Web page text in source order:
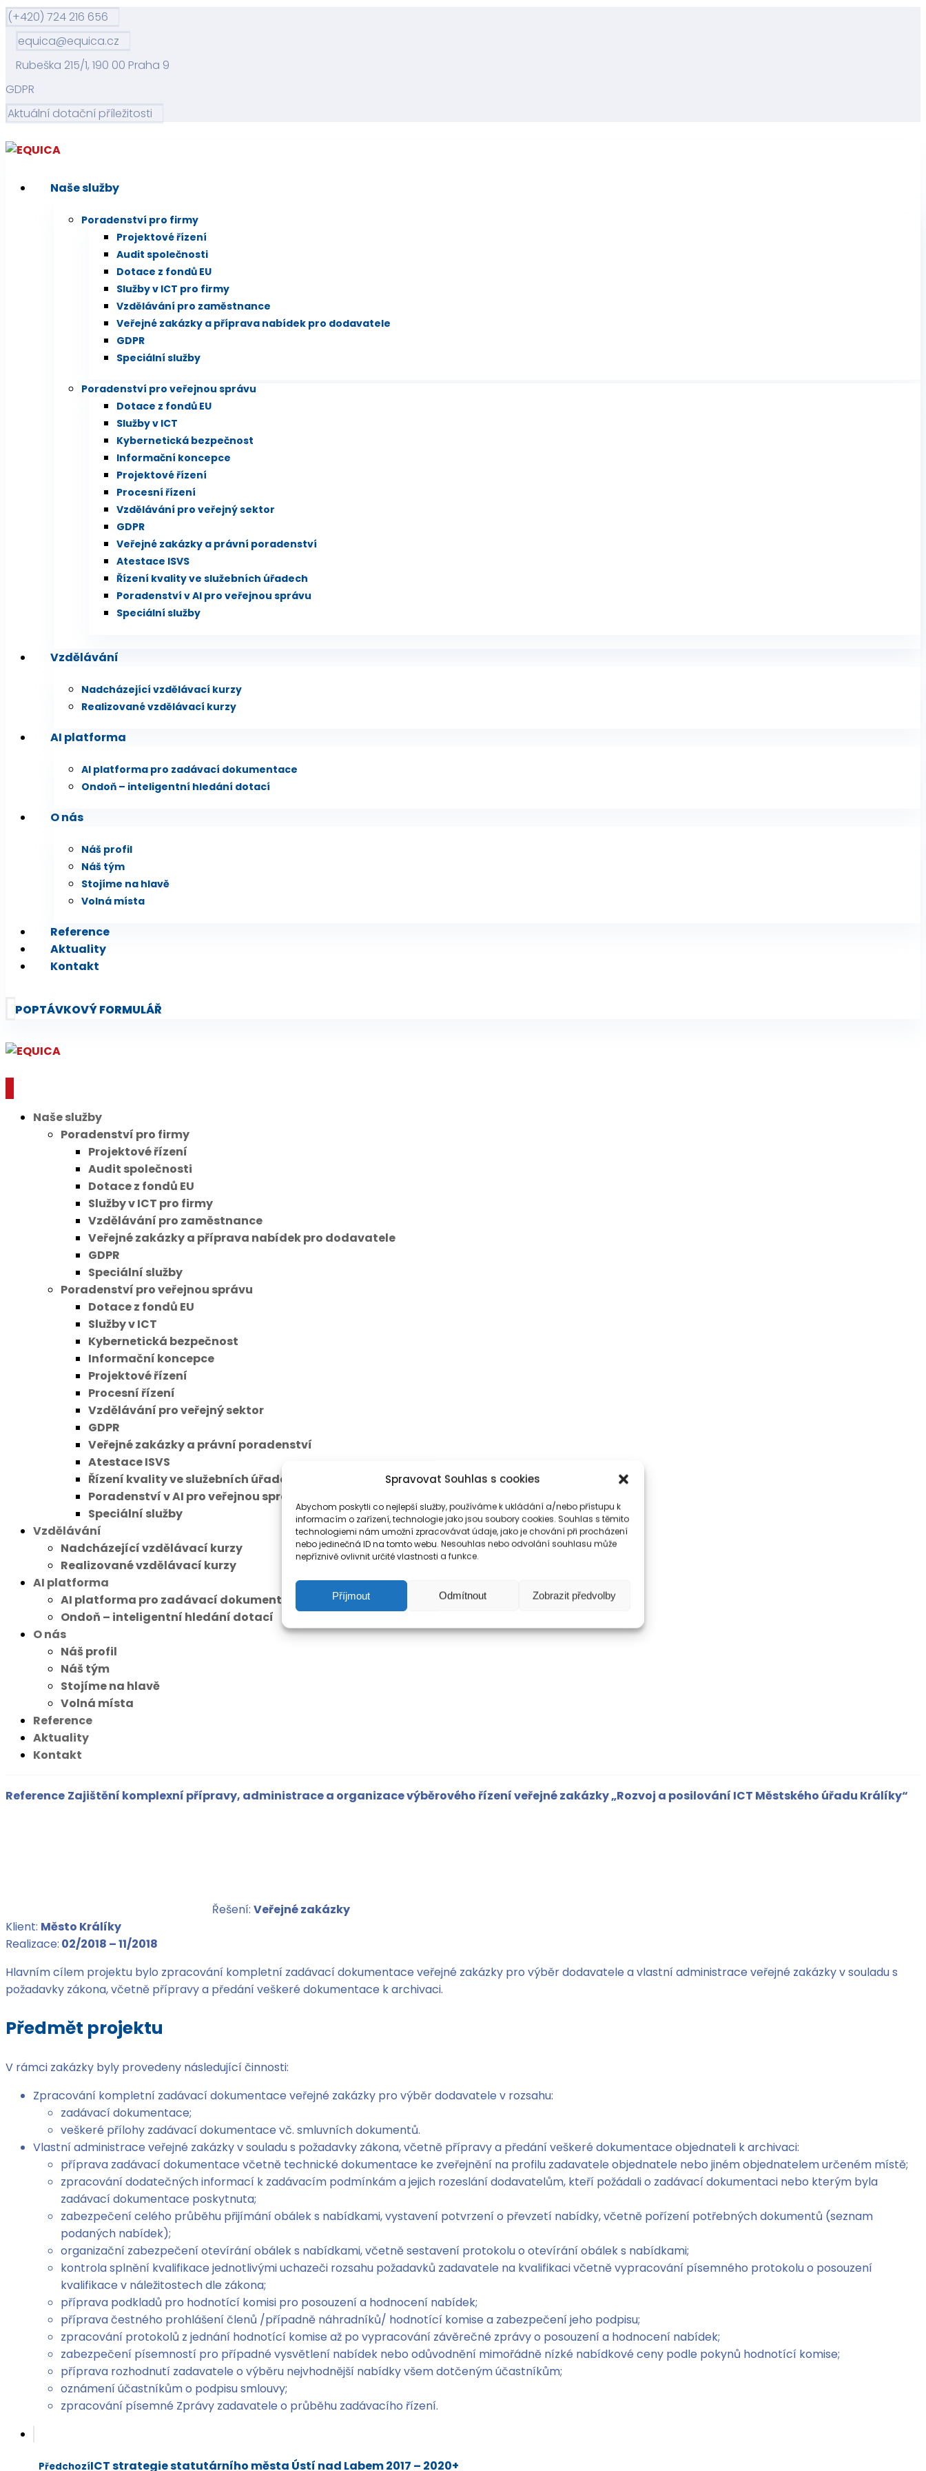
Spravovat Souhlas s cookies
Abychom poskytli co nejlepší služby, používáme k ukládání a/nebo přístupu k
informacím o zařízení, technologie jako jsou soubory cookies. Souhlas s těmito
technologiemi nám umožní zpracovávat údaje, jako je chování při procházení
nebo jedinečná ID na tomto webu. Nesouhlas nebo odvolání souhlasu může
nepříznivě ovlivnit určité vlastnosti a funkce.
Příjmout Odmítnout Zobrazit předvolby
(+420) 724 216 656
equica@equica.cz
Rubeška 215/1, 190 00 Praha 9
GDPR
Aktuální dotační příležitosti
Naše služby
Poradenství pro firmy
Projektové řízení
Audit společnosti
Dotace z fondů EU
Služby v ICT pro firmy
Vzdělávání pro zaměstnance
Veřejné zakázky a příprava nabídek pro dodavatele
GDPR
Speciální služby
Poradenství pro veřejnou správu
Dotace z fondů EU
Služby v ICT
Kybernetická bezpečnost
Informační koncepce
Projektové řízení
Procesní řízení
Vzdělávání pro veřejný sektor
GDPR
Veřejné zakázky a právní poradenství
Atestace ISVS
Řízení kvality ve služebních úřadech
Poradenství v AI pro veřejnou správu
Speciální služby
Vzdělávání
Nadcházející vzdělávací kurzy
Realizované vzdělávací kurzy
AI platforma
AI platforma pro zadávací dokumentace
Ondoň – inteligentní hledání dotací
O nás
Náš profil
Náš tým
Stojíme na hlavě
Volná místa
Reference
Aktuality
Kontakt
POPTÁVKOVÝ FORMULÁŘ
Naše služby
Poradenství pro firmy
Projektové řízení
Audit společnosti
Dotace z fondů EU
Služby v ICT pro firmy
Vzdělávání pro zaměstnance
Veřejné zakázky a příprava nabídek pro dodavatele
GDPR
Speciální služby
Poradenství pro veřejnou správu
Dotace z fondů EU
Služby v ICT
Kybernetická bezpečnost
Informační koncepce
Projektové řízení
Procesní řízení
Vzdělávání pro veřejný sektor
GDPR
Veřejné zakázky a právní poradenství
Atestace ISVS
Řízení kvality ve služebních úřadech
Poradenství v AI pro veřejnou správu
Speciální služby
Vzdělávání
Nadcházející vzdělávací kurzy
Realizované vzdělávací kurzy
AI platforma
AI platforma pro zadávací dokumentace
Ondoň – inteligentní hledání dotací
O nás
Náš profil
Náš tým
Stojíme na hlavě
Volná místa
Reference
Aktuality
Kontakt
Reference Zajištění komplexní přípravy, administrace a organizace výběrového řízení veřejné zakázky „Rozvoj a posilování ICT Městského úřadu Králíky“
Řešení: Veřejné zakázky
Klient: Město Králíky
Realizace: 02/2018 – 11/2018
Hlavním cílem projektu bylo zpracování kompletní zadávací dokumentace veřejné zakázky pro výběr dodavatele a vlastní administrace veřejné zakázky v souladu s
požadavky zákona, včetně přípravy a předání veškeré dokumentace k archivaci.
Předmět projektu
V rámci zakázky byly provedeny následující činnosti:
Zpracování kompletní zadávací dokumentace veřejné zakázky pro výběr dodavatele v rozsahu:
zadávací dokumentace;
veškeré přílohy zadávací dokumentace vč. smluvních dokumentů.
Vlastní administrace veřejné zakázky v souladu s požadavky zákona, včetně přípravy a předání veškeré dokumentace objednateli k archivaci:
příprava zadávací dokumentace včetně technické dokumentace ke zveřejnění na profilu zadavatele objednatele nebo jiném objednatelem určeném místě;
zpracování dodatečných informací k zadávacím podmínkám a jejich rozeslání dodavatelům, kteří požádali o zadávací dokumentaci nebo kterým byla
zadávací dokumentace poskytnuta;
zabezpečení celého průběhu přijímání obálek s nabídkami, vystavení potvrzení o převzetí nabídky, včetně pořízení potřebných dokumentů (seznam
podaných nabídek);
organizační zabezpečení otevírání obálek s nabídkami, včetně sestavení protokolu o otevírání obálek s nabídkami;
kontrola splnění kvalifikace jednotlivými uchazeči rozsahu požadavků zadavatele na kvalifikaci včetně vypracování písemného protokolu o posouzení
kvalifikace v náležitostech dle zákona;
příprava podkladů pro hodnotící komisi pro posouzení a hodnocení nabídek;
příprava čestného prohlášení členů /případně náhradníků/ hodnotící komise a zabezpečení jeho podpisu;
zpracování protokolů z jednání hodnotící komise až po vypracování závěrečné zprávy o posouzení a hodnocení nabídek;
zabezpečení písemností pro případné vysvětlení nabídek nebo odůvodnění mimořádně nízké nabídkové ceny podle pokynů hodnotící komise;
příprava rozhodnutí zadavatele o výběru nejvhodnější nabídky všem dotčeným účastníkům;
oznámení účastníkům o podpisu smlouvy;
zpracování písemné Zprávy zadavatele o průběhu zadávacího řízení.
PředchozíICT strategie statutárního města Ústí nad Labem 2017 – 2020+